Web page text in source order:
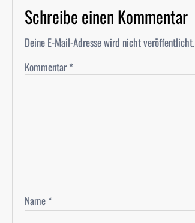
Schreibe einen Kommentar
Deine E-Mail-Adresse wird nicht veröffentlicht.
Kommentar*
Name *